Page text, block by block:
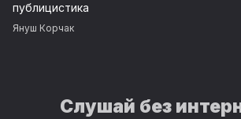
публицистика
Януш Корчак
Слушай без